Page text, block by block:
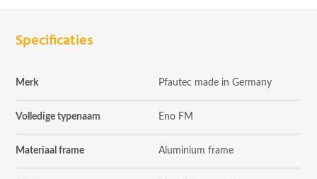
Specificaties
Merk Pfautec made in Germany
Volledige typenaam Eno FM
Materiaal frame Aluminium frame